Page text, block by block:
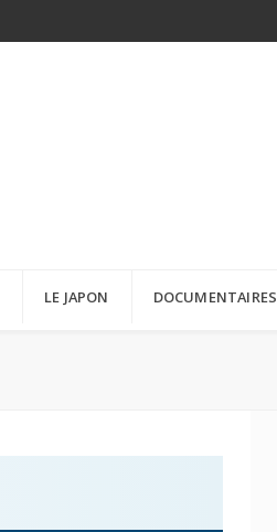
LE JAPON DOCUMENTAIRES